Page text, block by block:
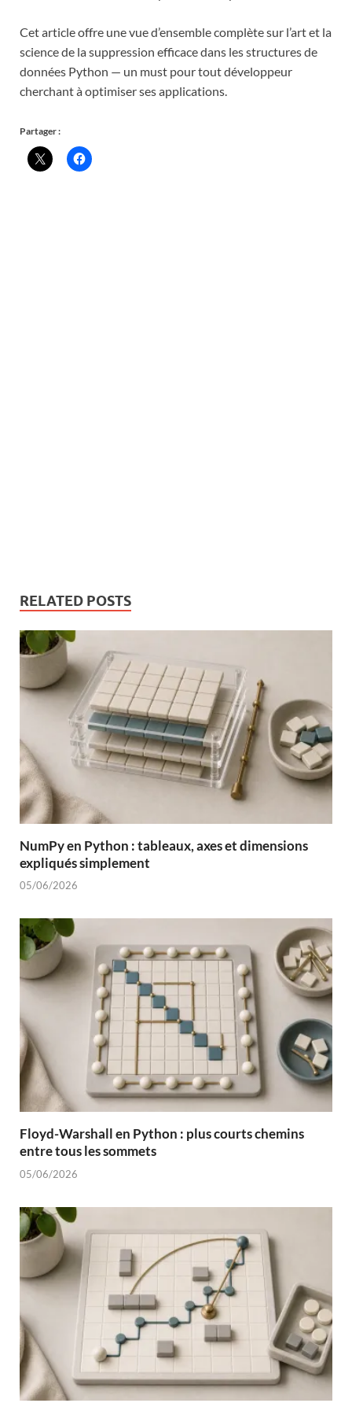
Cet article offre une vue d’ensemble complète sur l’art et la
science de la suppression efficace dans les structures de
données Python — un must pour tout développeur
cherchant à optimiser ses applications.
Partager :
RELATED POSTS
NumPy en Python : tableaux, axes et dimensions
expliqués simplement
05/06/2026
Floyd-Warshall en Python : plus courts chemins
entre tous les sommets
05/06/2026